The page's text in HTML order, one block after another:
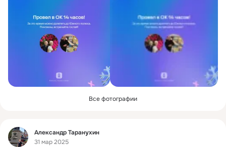
Все фотографии
Фид
Александр Таранухин
31 мар 2025